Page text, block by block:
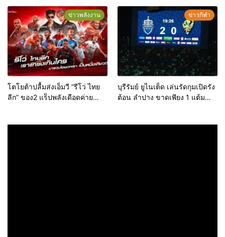
ข่าวพลังงาน
โตโยต้าปลื้มส่งเอ็มวี “รีโว่ ไทย
ลีก” ของ2 แร็ปพลังเดือดค่าย
ข่าวกีฬา
บุรีรัมย์ ยูไนเต็ด เล่นรัดกุมเปิดรัง
ต้อน ลำปาง ขาดเพียง 1 แต้ม